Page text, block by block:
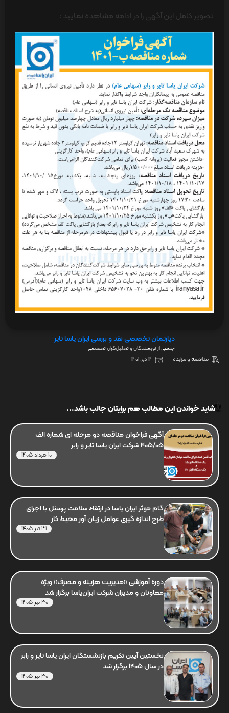
تصویر کامل این آگهی را در ادامه مشاهده نمایید :
دپارتمان تخصصی نقد و بررسی ایران یاسا تایر
جمعی از نویسندگان و تحلیل‌گران تخصصی
مناقصه و مزایده 14 دی 1401
شاید خواندن این مطالب هم برایتان جالب باشد...
آگهی فراخوان مناقصه دو مرحله ای شماره الف
405/05 شرکت ایران یاسا تایر و رابر
10 مرداد 1405
گام موثر ایران یاسا در ارتقاء سلامت پرسنل با اجرای
طرح اندازه گیری عوامل زیان آور محیط کار
31 تیر 1405
دوره آموزشی «مدیریت هزینه و مصرف» ویژه
معاونان و مدیران شرکت ایران‌یاسا برگزار شد
30 تیر 1405
نخستین آیین تکریم بازنشستگان ایران یاسا تایر و رابر
در سال 1405 برگزار شد
30 تیر 1405